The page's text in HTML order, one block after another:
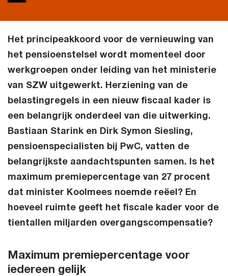
Het principeakkoord voor de vernieuwing van
het pensioenstelsel wordt momenteel door
werkgroepen onder leiding van het ministerie
van SZW uitgewerkt. Herziening van de
belastingregels in een nieuw fiscaal kader is
een belangrijk onderdeel van die uitwerking.
Bastiaan Starink en Dirk Symon Siesling,
pensioenspecialisten bij PwC, vatten de
belangrijkste aandachtspunten samen. Is het
maximum premiepercentage van 27 procent
dat minister Koolmees noemde reëel? En
hoeveel ruimte geeft het fiscale kader voor de
tientallen miljarden overgangscompensatie?
Maximum premiepercentage voor
iedereen gelijk